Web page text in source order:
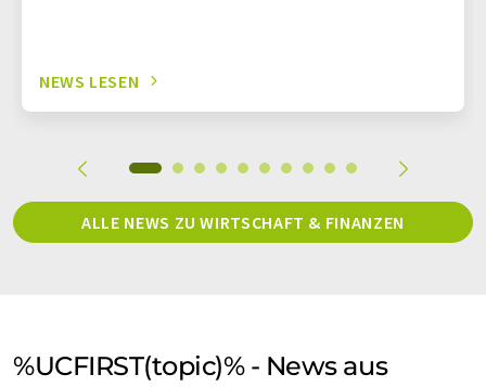
NEWS LESEN
ALLE NEWS ZU WIRTSCHAFT & FINANZEN
%UCFIRST(topic)% - News aus